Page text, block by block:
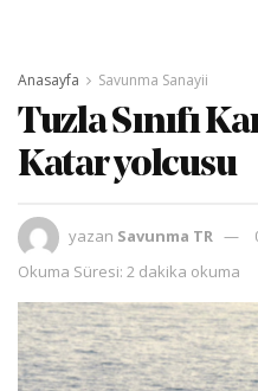
Anasayfa Savunma Sanayii
Tuzla Sınıfı
Katar yolcusu
yazan Savunma TR
Okuma Süresi: 2 dakika okuma